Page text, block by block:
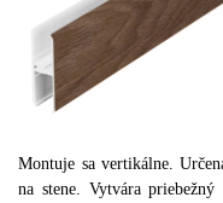
Montuje sa vertikálne.
na stene. Vytvára